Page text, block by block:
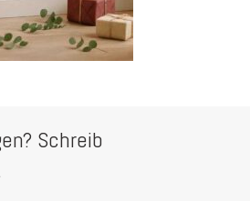
Schreib